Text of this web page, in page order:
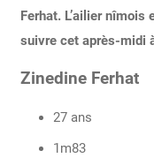
Ferhat. L’ailier
suivre cet après-midi
Zinedine Ferhat
27 ans
1m83